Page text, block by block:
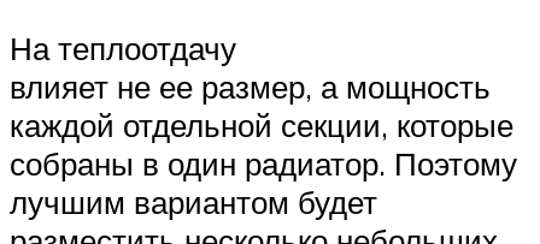
На теплоотдачу
влияет не ее размер, а мощность
каждой отдельной секции, которые
собраны в один радиатор. Поэтому
лучшим вариантом будет